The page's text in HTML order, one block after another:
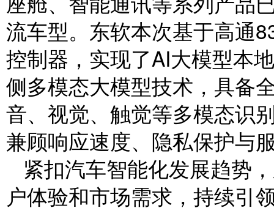
流车型。东软本次基于高通
控制器，实现了AI大模型本
侧多模态大模型技术，具备
音、视觉、触觉等多模态识
兼顾响应速度、隐私保护与
紧扣汽车智能化发展趋势
户体验和市场需求，持续引